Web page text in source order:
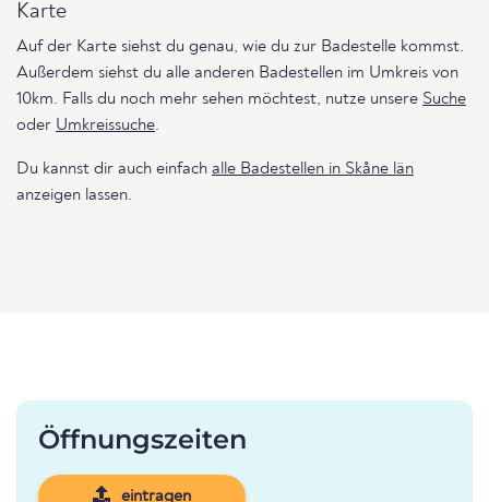
Karte
Auf der Karte siehst du genau, wie du zur Badestelle kommst.
Außerdem siehst du alle anderen Badestellen im Umkreis von
10km. Falls du noch mehr sehen möchtest, nutze unsere Suche
oder Umkreissuche.
Du kannst dir auch einfach alle Badestellen in Skåne län
anzeigen lassen.
Öffnungszeiten
eintragen